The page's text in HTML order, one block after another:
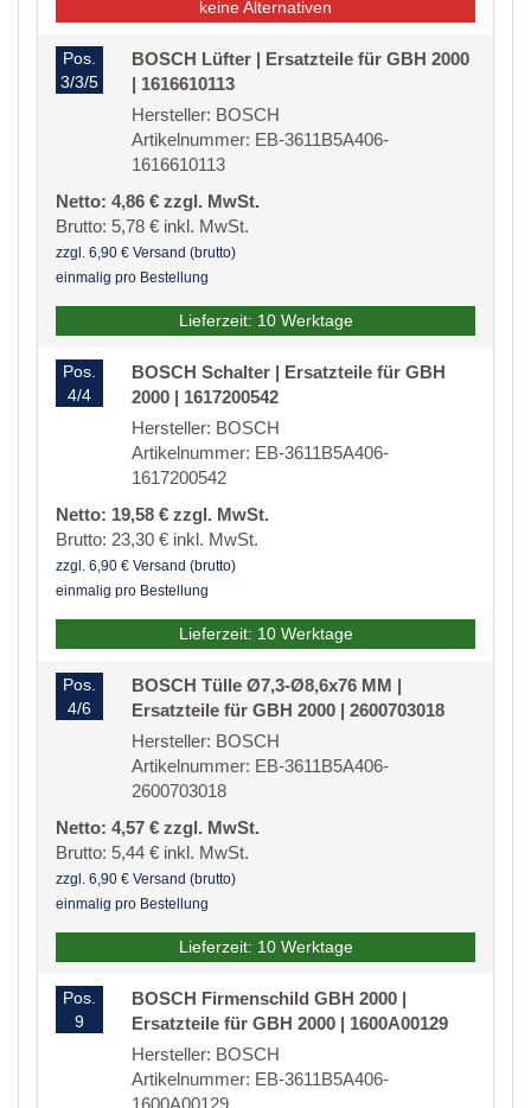
keine Alternativen
Pos.
3/3/5
BOSCH Lüfter | Ersatzteile für GBH 2000
| 1616610113
Hersteller: BOSCH
Artikelnummer: EB-3611B5A406-
1616610113
Netto: 4,86 € zzgl. MwSt.
Brutto: 5,78 € inkl. MwSt.
zzgl. 6,90 € Versand (brutto)
einmalig pro Bestellung
Lieferzeit: 10 Werktage
Pos.
4/4
BOSCH Schalter | Ersatzteile für GBH
2000 | 1617200542
Hersteller: BOSCH
Artikelnummer: EB-3611B5A406-
1617200542
Netto: 19,58 € zzgl. MwSt.
Brutto: 23,30 € inkl. MwSt.
zzgl. 6,90 € Versand (brutto)
einmalig pro Bestellung
Lieferzeit: 10 Werktage
Pos.
4/6
BOSCH Tülle Ø7,3-Ø8,6x76 MM |
Ersatzteile für GBH 2000 | 2600703018
Hersteller: BOSCH
Artikelnummer: EB-3611B5A406-
2600703018
Netto: 4,57 € zzgl. MwSt.
Brutto: 5,44 € inkl. MwSt.
zzgl. 6,90 € Versand (brutto)
einmalig pro Bestellung
Lieferzeit: 10 Werktage
Pos.
9
BOSCH Firmenschild GBH 2000 |
Ersatzteile für GBH 2000 | 1600A00129
Hersteller: BOSCH
Artikelnummer: EB-3611B5A406-